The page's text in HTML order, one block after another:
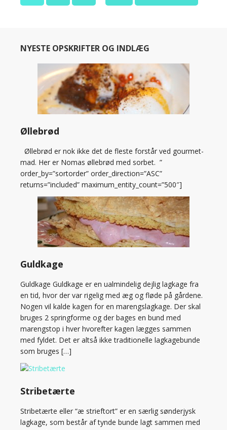
NYESTE OPSKRIFTER OG INDLÆG
Øllebrød
Øllebrød er nok ikke det de fleste forstår ved gourmet-
mad. Her er Nomas øllebrød med sorbet. ”
order_by=”sortorder” order_direction=”ASC”
returns=”included” maximum_entity_count=”500″]
Guldkage
Guldkage Guldkage er en ualmindelig dejlig lagkage fra
en tid, hvor der var rigelig med æg og fløde på gårdene.
Nogen vil kalde kagen for en marengslagkage. Der skal
bruges 2 springforme og der bages en bund med
marengstop i hver hvorefter kagen lægges sammen
med fyldet. Det er altså ikke traditionelle lagkagebunde
som bruges […]
Stribetærte
Stribetærte eller “æ strieftort” er en særlig sønderjysk
lagkage, som består af tynde bunde lagt sammen med